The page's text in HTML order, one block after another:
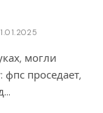
могли
проседает,